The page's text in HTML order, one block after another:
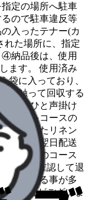
定の場所へ駐車
ので駐車違反等
入ったテナー(カ
れた場所に、指定
④納品後は、使用
ます。 使用済み
袋に入っており、
接触って回収する
者にひと声掛け
流れをコースの
回収したリネン
す。 ⑧翌日配送
日配送のコース
事項を確認して退
対応する事が多
く場合がございま